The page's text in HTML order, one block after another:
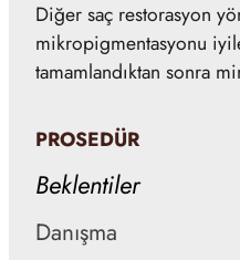
Diğer saç restorasyon
mikropigmentasyonu
tamamlandıktan sonra
PROSEDÜR
Beklentiler
Danışma